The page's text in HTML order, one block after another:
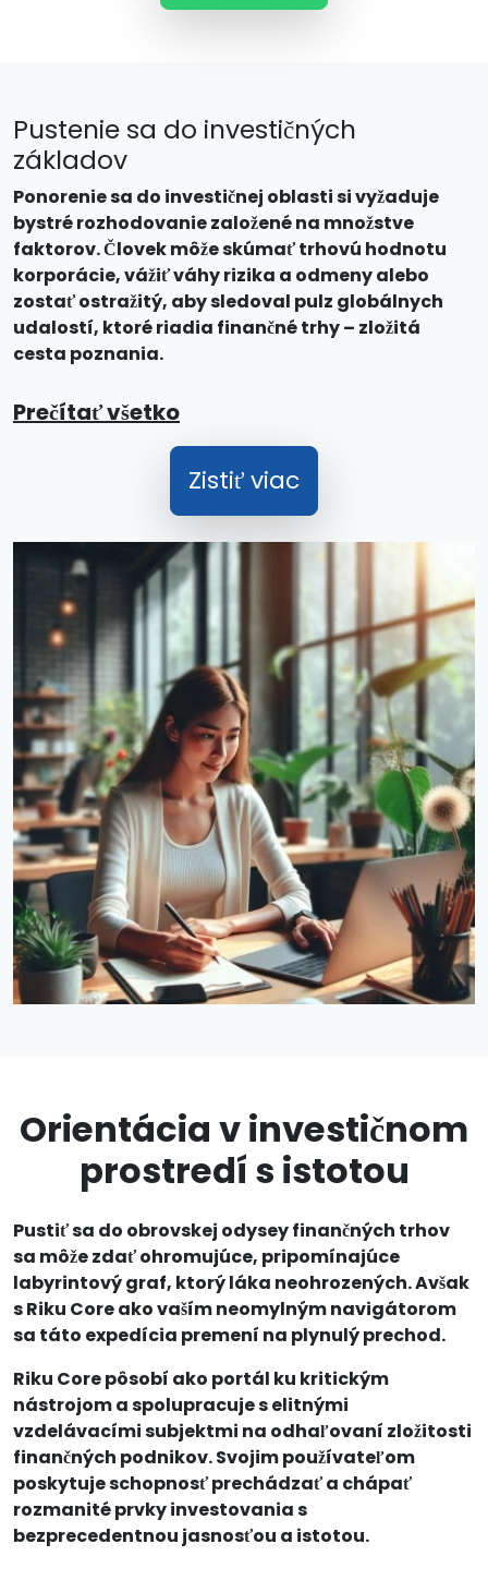
Pustenie sa do investičných
základov
Ponorenie sa do investičnej oblasti si vyžaduje
bystré rozhodovanie založené na množstve
faktorov. Človek môže skúmať trhovú hodnotu
korporácie, vážiť váhy rizika a odmeny alebo
zostať ostražitý, aby sledoval pulz globálnych
udalostí, ktoré riadia finančné trhy – zložitá
cesta poznania.
Prečítať všetko
Zistiť viac
Orientácia v investičnom
prostredí s istotou
Pustiť sa do obrovskej odysey finančných trhov
sa môže zdať ohromujúce, pripomínajúce
labyrintový graf, ktorý láka neohrozených. Avšak
s Riku Core ako vaším neomylným navigátorom
sa táto expedícia premení na plynulý prechod.
Riku Core pôsobí ako portál ku kritickým
nástrojom a spolupracuje s elitnými
vzdelávacími subjektmi na odhaľovaní zložitosti
finančných podnikov. Svojim používateľom
poskytuje schopnosť prechádzať a chápať
rozmanité prvky investovania s
bezprecedentnou jasnosťou a istotou.